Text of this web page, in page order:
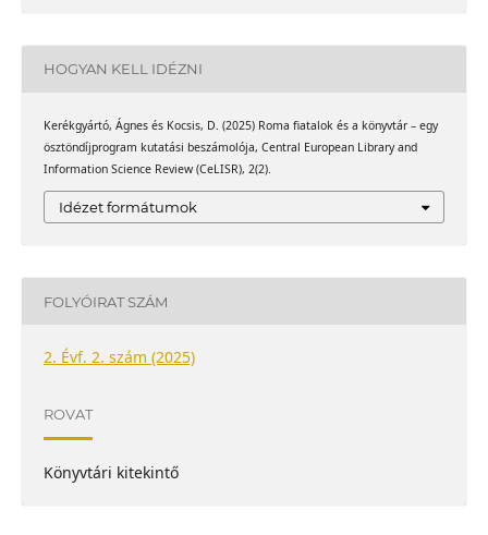
HOGYAN KELL IDÉZNI
Kerékgyártó, Ágnes és Kocsis, D. (2025) Roma fiatalok és a könyvtár – egy
ösztöndíjprogram kutatási beszámolója, Central European Library and
Information Science Review (CeLISR), 2(2).
Idézet formátumok
FOLYÓIRAT SZÁM
2. Évf. 2. szám (2025)
ROVAT
Könyvtári kitekintő